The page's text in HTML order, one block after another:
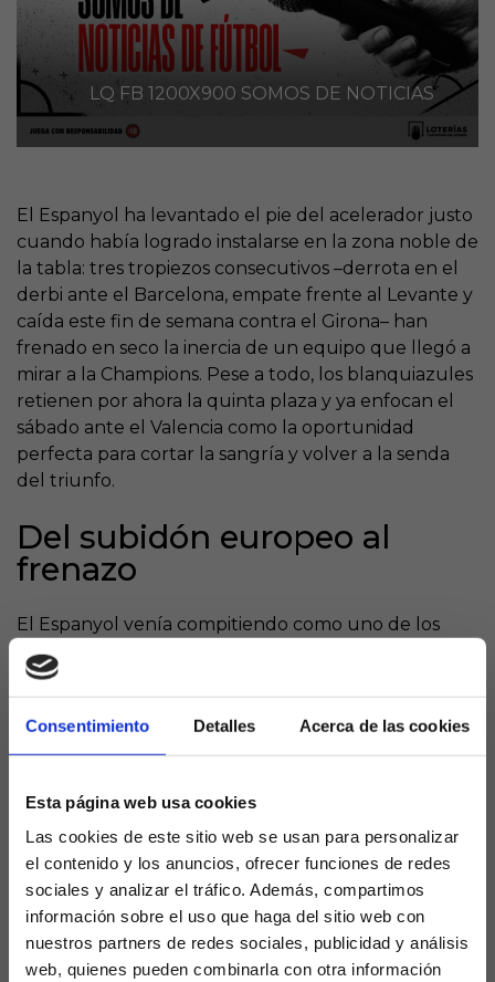
Consentimiento Detalles Acerca de las cookies
Esta página web usa cookies
Las cookies de este sitio web se usan para personalizar
el contenido y los anuncios, ofrecer funciones de redes
sociales y analizar el tráfico. Además, compartimos
información sobre el uso que haga del sitio web con
nuestros partners de redes sociales, publicidad y análisis
web, quienes pueden combinarla con otra información
LQ FB 1200X900 SOMOS DE NOTICIAS
El Espanyol ha levantado el pie del acelerador justo
cuando había logrado instalarse en la zona noble de
la tabla: tres tropiezos consecutivos –derrota en el
derbi ante el Barcelona, empate frente al Levante y
caída este fin de semana contra el Girona– han
frenado en seco la inercia de un equipo que llegó a
mirar a la Champions. Pese a todo, los blanquiazules
retienen por ahora la quinta plaza y ya enfocan el
sábado ante el Valencia como la oportunidad
perfecta para cortar la sangría y volver a la senda
del triunfo.​
Del subidón europeo al
frenazo
El Espanyol venía compitiendo como uno de los
bloques más fiables del campeonato, sólido atrás y
con pegada suficiente para sacar adelante partidos
igualados. Sin embargo, la derrota en el derbi frente
al Barcelona supuso un golpe anímico que se ha
traducido en un empate posterior ante el Levante y
ascendente. El problema no es solo de resultados,
sino de sensaciones: el equipo llega menos y
concede más que hace un mes.​
Valencia, partido para medir
el carácter